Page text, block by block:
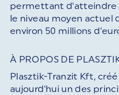
permettant d'atteindre
le niveau moyen actuel
environ 50 millions
À PROPOS DE
Plasztik-Tranzit Kft, créé
aujourd'hui un des